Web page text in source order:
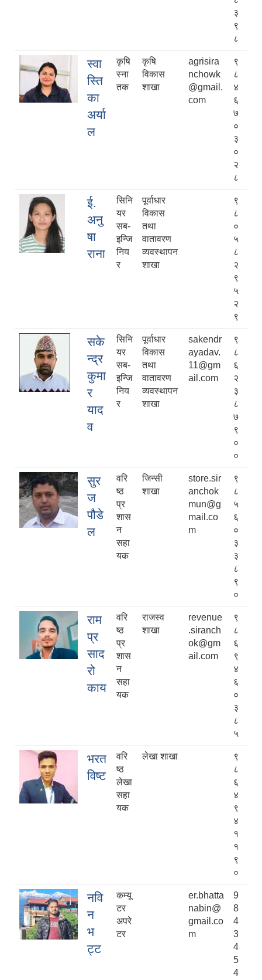
३
९
८
स्वा
स्ति
का
अर्या
ल
कृषि
स्ना
तक
कृषि
विकास
शाखा
agrisira
nchowk
@gmail.
com
९
८
४
६
७
०
३
०
२
८
ई.
अनु
षा
राना
सिनि
यर
सब-
इन्जि
निय
र
पूर्वाधार
विकास
तथा
वातावरण
व्यवस्थापन
शाखा
९
८
०
५
८
२
९
५
२
९
सके
न्द्र
कुमा
र
याद
व
सिनि
यर
सब-
इन्जि
निय
र
पूर्वाधार
विकास
तथा
वातावरण
व्यवस्थापन
शाखा
sakendr
ayadav.
11@gm
ail.com
९
८
६
२
३
८
७
९
०
०
सुर
ज
पौडे
ल
वरि
ष्ठ
प्र
शास
न
सहा
यक
जिन्सी
शाखा
store.sir
anchok
mun@g
mail.co
m
९
८
५
६
०
३
३
८
९
०
राम
प्र
साद
रो
काय
वरि
ष्ठ
प्र
शास
न
सहा
यक
राजस्व
शाखा
revenue
.siranch
ok@gm
ail.com
९
८
६
९
४
६
०
३
८
५
भरत
विष्ट
वरि
ष्ठ
लेखा
सहा
यक
लेखा शाखा
९
८
६
४
९
४
१
१
९
०
नवि
न
भ
ट्ट
कम्यू
टर
अपरे
टर
er.bhatta
nabin@
gmail.co
m
9
8
4
3
4
5
4